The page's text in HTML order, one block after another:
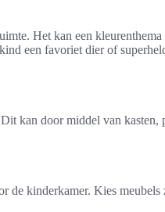
Het kan een
een favoriet dier of
kan door middel van kasten,
kinderkamer. Kies meubels